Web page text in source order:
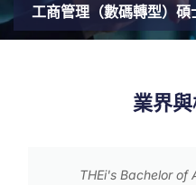
工商管理（數碼轉型）碩
業界
THEi's Bachelor of